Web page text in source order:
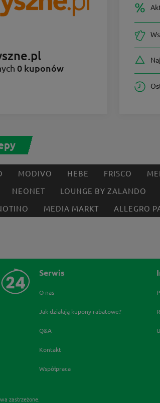
0 kuponów
MODIVO HEBE FRISCO
NEONET LOUNGE BY ZALANDO
MEDIA MARKT ALLEGRO
Serwis
O nas
Jak działają kupony rabatowe?
Q&A
Kontakt
Współpraca
zastrzeżone.